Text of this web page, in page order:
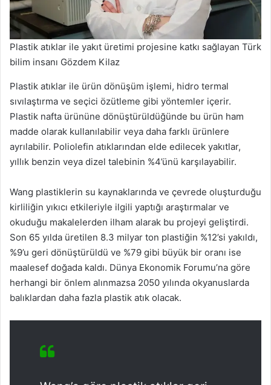
Plastik atıklar ile yakıt üretimi projesine katkı sağlayan Türk
bilim insanı Gözdem Kilaz
Plastik atıklar ile ürün dönüşüm işlemi, hidro termal
sıvılaştırma ve seçici özütleme gibi yöntemler içerir.
Plastik nafta ürününe dönüştürüldüğünde bu ürün ham
madde olarak kullanılabilir veya daha farklı ürünlere
ayrılabilir. Poliolefin atıklarından elde edilecek yakıtlar,
yıllık benzin veya dizel talebinin %4’ünü karşılayabilir.
Wang plastiklerin su kaynaklarında ve çevrede oluşturduğu
kirliliğin yıkıcı etkileriyle ilgili yaptığı araştırmalar ve
okuduğu makalelerden ilham alarak bu projeyi geliştirdi.
Son 65 yılda üretilen 8.3 milyar ton plastiğin %12’si yakıldı,
%9’u geri dönüştürüldü ve %79 gibi büyük bir oranı ise
maalesef doğada kaldı. Dünya Ekonomik Forumu’na göre
herhangi bir önlem alınmazsa 2050 yılında okyanuslarda
balıklardan daha fazla plastik atık olacak.